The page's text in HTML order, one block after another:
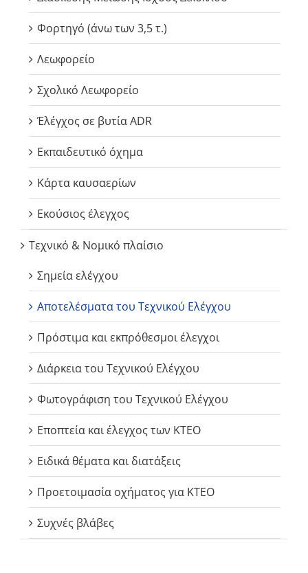
Φορτηγό (άνω των 3,5 τ.)
Λεωφορείο
Σχολικό Λεωφορείο
Έλέγχος σε βυτία ADR
Εκπαιδευτικό όχημα
Κάρτα καυσαερίων
Εκούσιος έλεγχος
Τεχνικό & Νομικό πλαίσιο
Σημεία ελέγχου
Αποτελέσματα του Τεχνικού Ελέγχου
Πρόστιμα και εκπρόθεσμοι έλεγχοι
Διάρκεια του Τεχνικού Ελέγχου
Φωτογράφιση του Τεχνικού Ελέγχου
Εποπτεία και έλεγχος των ΚΤΕΟ
Ειδικά θέματα και διατάξεις
Προετοιμασία οχήματος για ΚΤΕΟ
Συχνές βλάβες